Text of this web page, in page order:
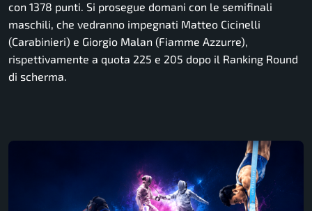
con 1378 punti. Si prosegue domani con le semifinali
maschili, che vedranno impegnati Matteo Cicinelli
(Carabinieri) e Giorgio Malan (Fiamme Azzurre),
rispettivamente a quota 225 e 205 dopo il Ranking Round
di scherma.